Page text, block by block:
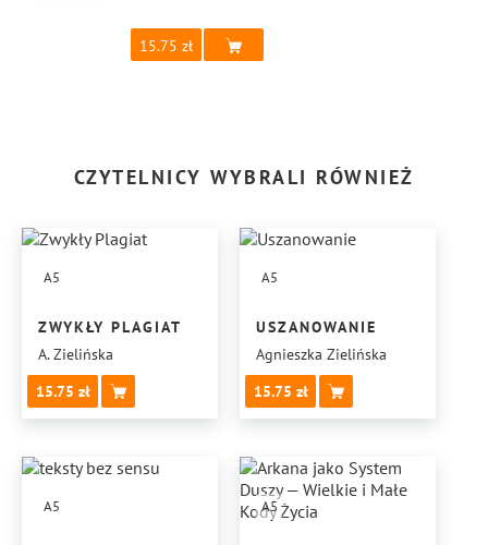
15.75
CZYTELNICY WYBRALI RÓWNIEŻ
A5
ZWYKŁY PLAGIAT
A. Zielińska
15.75
A5
USZANOWANIE
Agnieszka Zielińska
15.75
A5 A5